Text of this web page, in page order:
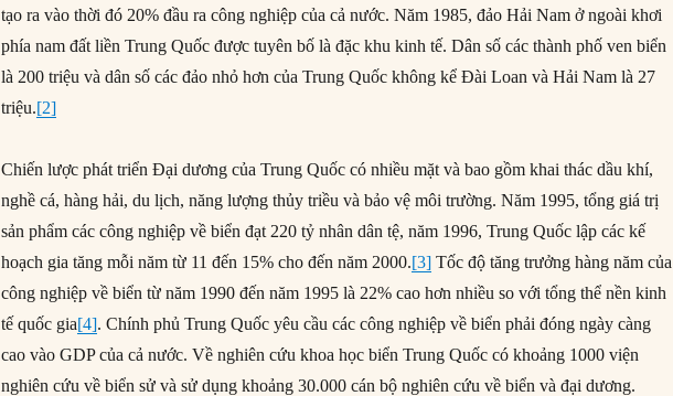
tạo ra vào thời đó 20% đầu ra công nghiệp của cả nước. Năm 1985, đảo Hải Nam ở ngoài khơi
phía nam đất liền Trung Quốc được tuyên bố là đặc khu kinh tế. Dân số các thành phố ven biển
là 200 triệu và dân số các đảo nhỏ hơn của Trung Quốc không kể Đài Loan và Hải Nam là 27
triệu.[2]
Chiến lược phát triển Đại dương của Trung Quốc có nhiều mặt và bao gồm khai thác dầu khí,
nghề cá, hàng hải, du lịch, năng lượng thủy triều và bảo vệ môi trường. Năm 1995, tổng giá trị
sản phẩm các công nghiệp về biển đạt 220 tỷ nhân dân tệ, năm 1996, Trung Quốc lập các kế
hoạch gia tăng mỗi năm từ 11 đến 15% cho đến năm 2000.[3] Tốc độ tăng trưởng hàng năm của
công nghiệp về biển từ năm 1990 đến năm 1995 là 22% cao hơn nhiều so với tổng thể nền kinh
tế quốc gia[4]. Chính phủ Trung Quốc yêu cầu các công nghiệp về biển phải đóng ngày càng
cao vào GDP của cả nước. Về nghiên cứu khoa học biển Trung Quốc có khoảng 1000 viện
nghiên cứu về biển sử và sử dụng khoảng 30.000 cán bộ nghiên cứu về biển và đại dương.